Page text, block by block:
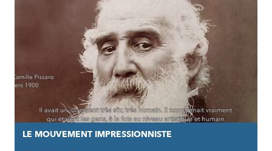
LE MOUVEMENT IMPRESSIONNISTE